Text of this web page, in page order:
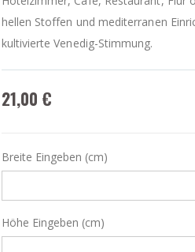
hellen Stoffen und mediterranen
kultivierte Venedig-Stimmung.
21,00 €
Breite Eingeben (cm)
Höhe Eingeben (cm)